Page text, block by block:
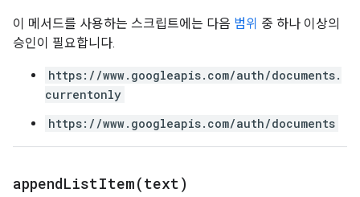
이 메서드를 사용하는 스크립트에는 다음 범위 중 하나 이상의
승인이 필요합니다.
https://www.googleapis.com/auth/documents.
currentonly
https://www.googleapis.com/auth/documents
appendListItem(text)